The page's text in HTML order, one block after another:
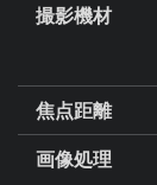
撮影機材
焦点距離
画像処理